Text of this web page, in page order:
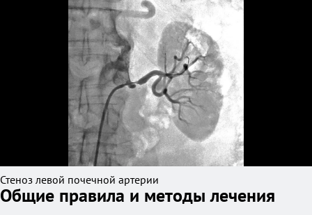
Стеноз левой почечной артерии
Общие правила и методы лечения